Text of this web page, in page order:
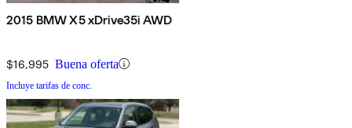
2015 BMW X5 xDrive35i AWD
$16,995 Buena oferta
Incluye tarifas de conc.